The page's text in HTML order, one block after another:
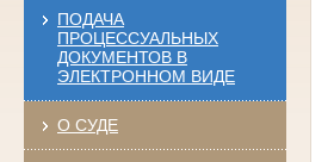
ПОДАЧА
ПРОЦЕССУАЛЬНЫХ
ДОКУМЕНТОВ В
ЭЛЕКТРОННОМ ВИДЕ
О СУДЕ